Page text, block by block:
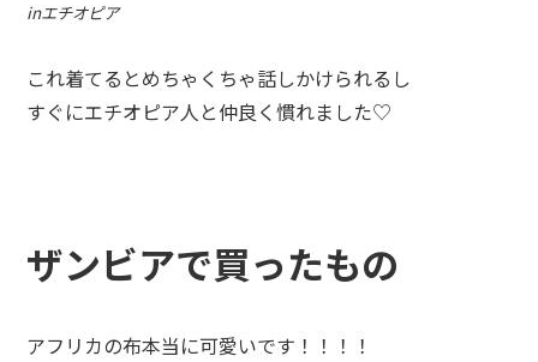
inエチオピア
これ着てるとめちゃくちゃ話しかけられるし
すぐにエチオピア人と仲良く慣れました♡
ザンビアで買ったもの
アフリカの布本当に可愛いです！！！！